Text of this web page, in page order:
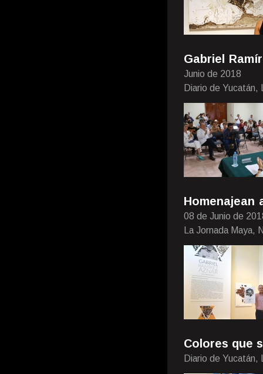
Gabriel
Junio de 2018
Diario de Yucatán,
Homenajean
08 de Junio de
La Jornada Maya,
Colores que
Diario de Yucatán,